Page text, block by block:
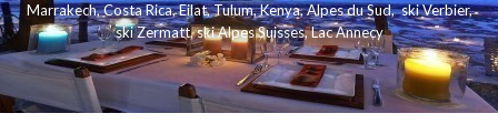
Marrakech,Costa Rica,Eilat,Tulum,Kenya,Alpes du Sud,ski Verbier,
ski Zermatt,ski Alpes Suisses,Lac Annecy